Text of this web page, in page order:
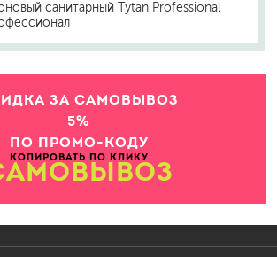
санитарный Tytan Professional
ЗА САМОВЫВОЗ
5%
ПО ПРОМО-КОДУ
КОПИРОВАТЬ ПО КЛИКУ